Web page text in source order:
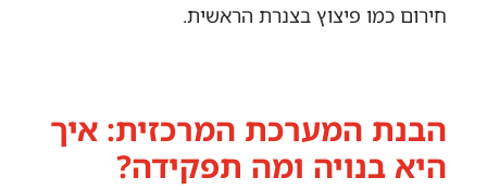
חירום כמו פיצוץ בצנרת הראשית.
הבנת המערכת המרכזית: איך
היא בנויה ומה תפקידה?